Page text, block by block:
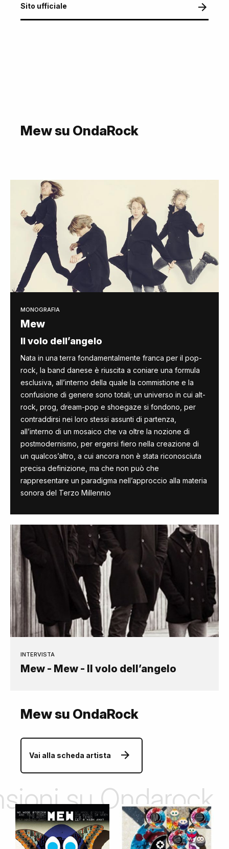
Sito ufficiale
Mew su OndaRock
MONOGRAFIA
Mew
Il volo dell’angelo
Nata in una terra fondamentalmente franca per il pop-
rock, la band danese è riuscita a coniare una formula
esclusiva, all’interno della quale la commistione e la
confusione di genere sono totali; un universo in cui alt-
rock, prog, dream-pop e shoegaze si fondono, per
contraddirsi nei loro stessi assunti di partenza,
all’interno di un mosaico che va oltre la nozione di
postmodernismo, per ergersi fiero nella creazione di
un qualcos’altro, a cui ancora non è stata riconosciuta
precisa definizione, ma che non può che
rappresentare un paradigma nell’approccio alla materia
sonora del Terzo Millennio
INTERVISTA
Mew - Mew - Il volo dell’angelo
Mew su OndaRock
Vai alla scheda artista
su Ondarock